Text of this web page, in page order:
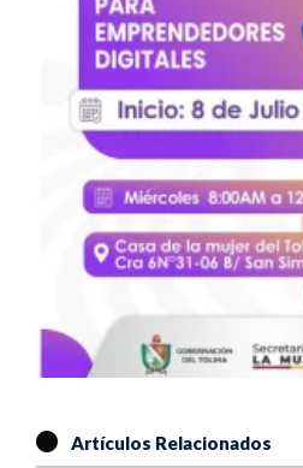
Artículos Relacionados